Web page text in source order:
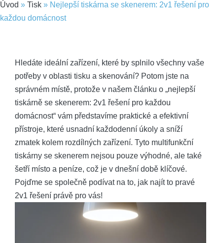
Úvod » Tisk » Nejlepší tiskárna se skenerem: 2v1 řešení pro
každou domácnost
Hledáte ideální zařízení, které by splnilo všechny vaše
potřeby v oblasti tisku a skenování? Potom jste na
správném místě, protože v našem článku o „nejlepší
tiskárně se skenerem: 2v1 řešení pro každou
domácnost“ vám představíme praktické a efektivní
přístroje, které usnadní každodenní úkoly a sníží
zmatek kolem rozdílných zařízení. Tyto multifunkční
tiskárny se skenerem nejsou pouze výhodné, ale také
šetří místo a peníze, což je v dnešní době klíčové.
Pojďme se společně podívat na to, jak najít to pravé
2v1 řešení právě pro vás!